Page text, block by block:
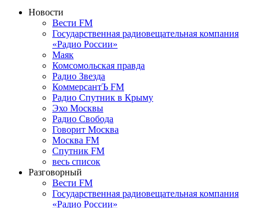
Новости
Вести FM
Государственная радиовещательная компания
«Радио России»
Маяк
Комсомольская правда
Радио Звезда
КоммерсантЪ FM
Радио Спутник в Крыму
Эхо Москвы
Радио Свобода
Говорит Москва
Москва FM
Спутник FM
весь список
Разговорный
Вести FM
Государственная радиовещательная компания
«Радио России»